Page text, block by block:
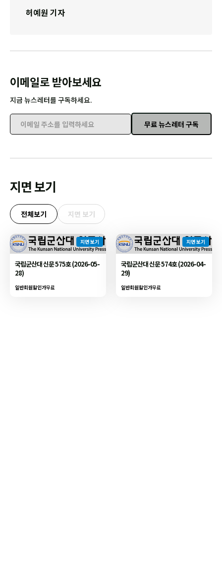
허예원 기자
이메일로 받아보세요
지금 뉴스레터를 구독하세요.
이메일 주소를 입력하세요
무료 뉴스레터 구독
지면 보기
전체보기 지면 보기
지면 보기
국립군산대 신문 575호 (2026-05-
28)
일반회원할인가무료
지면 보기
국립군산대 신문 574호 (2026-04-
29)
일반회원할인가무료